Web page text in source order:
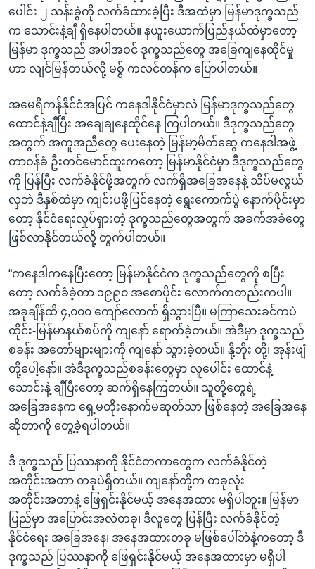
ပေါင်း ၂ သန်းခွဲကို လက်ခံထားခဲ့ပြီး ဒီအထဲမှာ မြန်မာဒုက္ခသည်
က သောင်းနဲ့ချီ ရှိနေပါတယ်။ နယူးယောက်ပြည်နယ်ထဲမှာတော့
မြန်မာ ဒုက္ခသည် အပါအဝင် ဒုက္ခသည်တွေ အခြေကျနေထိုင်မှု
ဟာ လျင်မြန်တယ်လို့ မစ္စ် ကလင်တန်က ပြောပါတယ်။
အမေရိကန်နိုင်ငံအပြင် ကနေဒါနိုင်ငံမှာလဲ မြန်မာဒုက္ခသည်တွေ
ထောင်နဲ့ချီပြီး အချေချနေထိုင်နေ ကြပါတယ်။ ဒီဒုက္ခသည်တွေ
အတွက် အကူအညီတွေ ပေးနေတဲ့ မြန်မာ့မိတ်ဆွေ ကနေဒါအဖွဲ့
တာဝန်ခံ ဦးတင်မောင်ထူးကတော့ မြန်မာနိုင်ငံမှာ ဒီဒုက္ခသည်တွေ
ကို ပြန်ပြီး လက်ခံနိုင်ဖို့အတွက် လက်ရှိအခြေအနေနဲ့ သိပ်မလွယ်
လှဘဲ ဒီနှစ်ထဲမှာ ကျင်းပဖို့ပြင်နေတဲ့ ရွေးကောက်ပွဲ နောက်ပိုင်းမှာ
တော့ နိုင်ငံရေးလှုပ်ရှားတဲ့ ဒုက္ခသည်တွေအတွက် အခက်အခဲတွေ
ဖြစ်လာနိုင်တယ်လို့ တွက်ပါတယ်။
“ကနေဒါကနေပြီးတော့ မြန်မာနိုင်ငံက ဒုက္ခသည်တွေကို စပြီး
တော့ လက်ခံခဲ့တာ ၁၉၉၀ အစောပိုင်း လောက်ကတည်းကပါ။
အခုချိန်ထိ ၄,၀၀၀ ကျော်လောက် ရှိသွားပြီ။ မကြာသေးခင်ကပဲ
ထိုင်း-မြန်မာနယ်စပ်ကို ကျနော် ရောက်ခဲ့တယ်။ အဲဒီမှာ ဒုက္ခသည်
စခန်း အတော်များများကို ကျနော် သွားခဲ့တယ်။ နို့ဘိုး တို့၊ အုန်းဖျံ
တို့ပေါ့နော်။ အဲဒီဒုက္ခသည်စခန်းတွေမှာ လူပေါင်း ထောင်နဲ့
သောင်းနဲ့ ချီပြီးတော့ ဆက်ရှိနေကြတယ်။ သူတို့တွေရဲ့
အခြေအနေက ရှေ့မတိုးနောက်မဆုတ်သာ ဖြစ်နေတဲ့ အခြေအနေ
ဆိုတာကို တွေ့ခဲ့ရပါတယ်။
ဒီ ဒုက္ခသည် ပြဿနာကို နိုင်ငံတကာတွေက လက်ခံနိုင်တဲ့
အတိုင်းအတာ တခုပဲရှိတယ်။ ကျနော်တို့က တခုလုံး
အတိုင်းအတာနဲ့ ဖြေရှင်းနိုင်မယ့် အနေအထား မရှိပါဘူး။ မြန်မာ
ပြည်မှာ အပြောင်းအလဲတခု၊ ဒီလူတွေ ပြန်ပြီး လက်ခံနိုင်တဲ့
နိုင်ငံရေး အခြေအနေ၊ အနေအထားတခု မဖြစ်ပေါ်ဘဲနဲ့ကတော့ ဒီ
ဒုက္ခသည် ပြဿနာကို ဖြေရှင်းနိုင်မယ့် အနေအထားမှာ မရှိပါ